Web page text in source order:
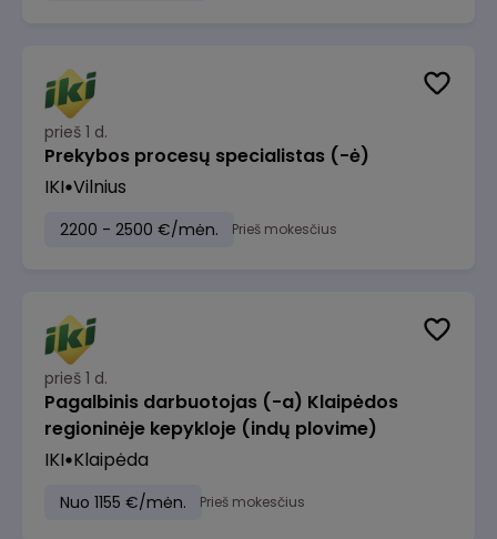
prieš 1 d.
Prekybos procesų specialistas (-ė)
IKI Vilnius
2200 - 2500 €/mėn. Prieš mokesčius
prieš 1 d.
Pagalbinis darbuotojas (-a) Klaipėdos
regioninėje kepykloje (indų plovime)
IKI Klaipėda
Nuo 1155 €/mėn. Prieš mokesčius